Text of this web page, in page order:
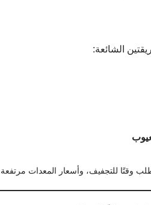
الشائعة:
وقتًا للتجفيف، وأسعار المعدات مرتفعة.